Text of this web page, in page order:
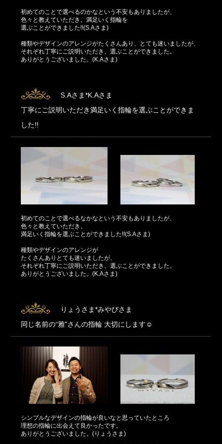
初めてのことで選べるのかなという不安もありましたが、
色々と教えていただき、満足いく指輪を
選ぶことができました!!(S.Aさま)
種類やデザインのアレンジがたくさんあり、とても迷いましたが、
それぞれ丁寧にご説明いただき、選ぶことができました。
ありがとうございました。(K.Aさま)
S.Aさま*K.Aさま
丁寧にご説明いただき満足いく指輪を選ぶことができま
した!!
初めてのことで選べるなかなという不安もありましたが、
色々と教えていただき、
満足いく指輪を選ぶことができました!!(S.Aさま)
種類やデザインのアレンジが
たくさんありとても迷いましたが、
それぞれ丁寧にご説明いただき、選ぶことができました。
ありがとうございました。(K.Aさま)
りょうさま*みやびさま
同じ名前の“雅”さんの指輪 大切にします☺
シンプルなデザインの指輪が良いなと思っていたところ
理想の指輪に出会えて良かったです。
ありがとうございました。(りょうさま)